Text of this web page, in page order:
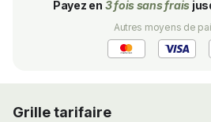
Payez en 3 fois sans frais
Autres moyens de
Grille tarifaire